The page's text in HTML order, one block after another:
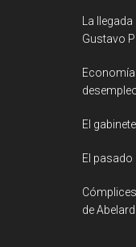
La
Gustavo
El
El
de